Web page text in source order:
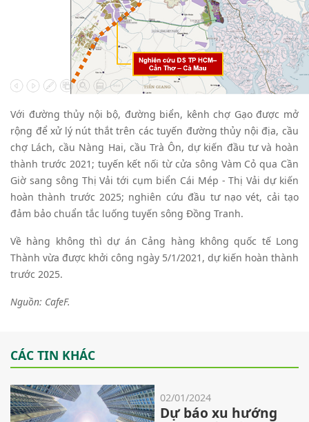
Với đường thủy nội bộ, đường biển, kênh chợ Gạo được mở
rộng để xử lý nút thắt trên các tuyến đường thủy nội địa, cầu
chợ Lách, cầu Nàng Hai, cầu Trà Ôn, dự kiến đầu tư và hoàn
thành trước 2021; tuyến kết nối từ cửa sông Vàm Cỏ qua Cần
Giờ sang sông Thị Vải tới cụm biển Cái Mép - Thị Vải dự kiến
hoàn thành trước 2025; nghiên cứu đầu tư nạo vét, cải tạo
đảm bảo chuẩn tắc luống tuyến sông Đồng Tranh.
Về hàng không thì dự án Cảng hàng không quốc tế Long
Thành vừa được khởi công ngày 5/1/2021, dự kiến hoàn thành
trước 2025.
Nguồn: CafeF.
CÁC TIN KHÁC
02/01/2024
Dự báo xu hướng